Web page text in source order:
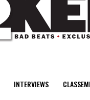
INTERVIEWS